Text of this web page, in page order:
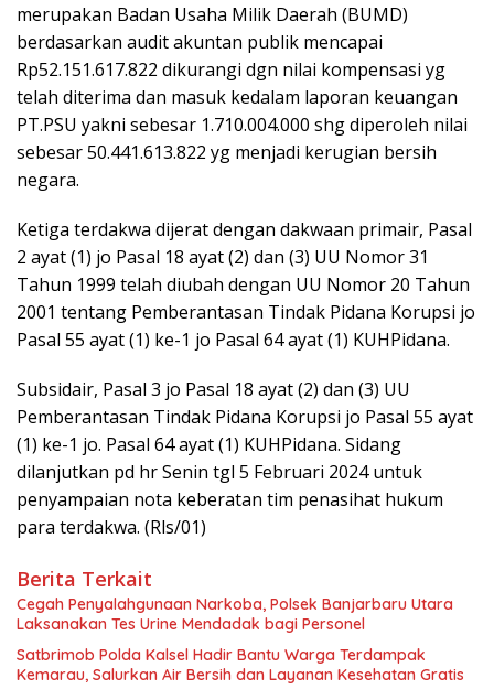
merupakan Badan Usaha Milik Daerah (BUMD)
berdasarkan audit akuntan publik mencapai
Rp52.151.617.822 dikurangi dgn nilai kompensasi yg
telah diterima dan masuk kedalam laporan keuangan
PT.PSU yakni sebesar 1.710.004.000 shg diperoleh nilai
sebesar 50.441.613.822 yg menjadi kerugian bersih
negara.
Ketiga terdakwa dijerat dengan dakwaan primair, Pasal
2 ayat (1) jo Pasal 18 ayat (2) dan (3) UU Nomor 31
Tahun 1999 telah diubah dengan UU Nomor 20 Tahun
2001 tentang Pemberantasan Tindak Pidana Korupsi jo
Pasal 55 ayat (1) ke-1 jo Pasal 64 ayat (1) KUHPidana.
Subsidair, Pasal 3 jo Pasal 18 ayat (2) dan (3) UU
Pemberantasan Tindak Pidana Korupsi jo Pasal 55 ayat
(1) ke-1 jo. Pasal 64 ayat (1) KUHPidana. Sidang
dilanjutkan pd hr Senin tgl 5 Februari 2024 untuk
penyampaian nota keberatan tim penasihat hukum
para terdakwa. (Rls/01)
Berita Terkait
Cegah Penyalahgunaan Narkoba, Polsek Banjarbaru Utara
Laksanakan Tes Urine Mendadak bagi Personel
Satbrimob Polda Kalsel Hadir Bantu Warga Terdampak
Kemarau, Salurkan Air Bersih dan Layanan Kesehatan Gratis